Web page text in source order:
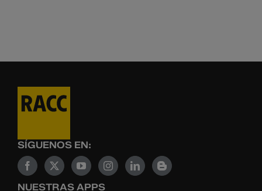
SÍGUENOS EN:
NUESTRAS APPS